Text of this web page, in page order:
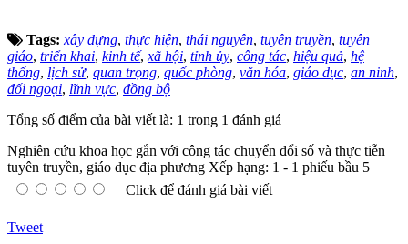
Tags:xây dựng, thực hiện, thái nguyên, tuyên truyền, tuyên
giáo, triển khai, kinh tế,xã hội, tỉnh ủy, công tác, hiệu quả, hệ
thống, lịch sử, quan trọng, quốc phòng, văn hóa, giáo dục, an ninh,
đối ngoại, lĩnh vực, đồng bộ
Tổng số điểm của bài viết là: 1 trong 1 đánh giá
Nghiên cứu khoa học gắn với công tác chuyển đổi số và thực tiễn
tuyên truyền, giáo dục địa phương Xếp hạng: 1 - 1 phiếu bầu 5
Click để đánh giá bài viết
Tweet